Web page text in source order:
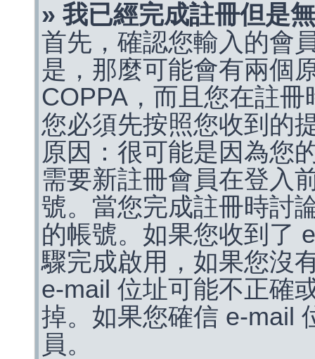
» 我已經完成註冊但是
首先，確認您輸入的會
是，那麼可能會有兩個
COPPA，而且您在註
您必須先按照您收到的
原因：很可能是因為您
需要新註冊會員在登入
號。當您完成註冊時討
的帳號。如果您收到了
驟完成啟用，如果您沒
e-mail 位址可能不正確
掉。如果您確信 e-mail
員。